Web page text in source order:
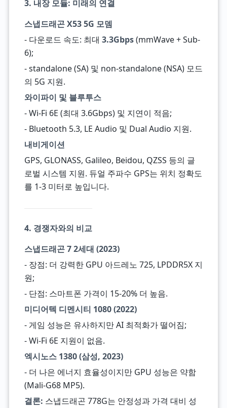
3. 내장 모듈: 미래의 연결
스냅드래곤 X53 5G 모뎀
- 다운로드 속도: 최대 3.3Gbps(mmWave + Sub-
6);
- standalone (SA) 및 non-standalone (NSA) 모드
의 5G 지원.
와이파이 및 블루투스
- Wi-Fi 6E (최대 3.6Gbps) 및 지연이 적음;
- Bluetooth 5.3, LE Audio 및 Dual Audio 지원.
내비게이션
GPS, GLONASS, Galileo, Beidou, QZSS 등의 글
로벌 시스템 지원. 듀얼 주파수 GPS는 위치 정확도
를 1-3 미터로 높입니다.
4. 경쟁자와의 비교
스냅드래곤 7 2세대 (2023)
- 장점: 더 강력한 GPU 아드레노 725, LPDDR5X 지
원;
- 단점: 스마트폰 가격이 15-20% 더 높음.
미디어텍 디멘시티 1080 (2022)
- 게임 성능은 유사하지만 AI 최적화가 떨어짐;
- Wi-Fi 6E 지원이 없음.
엑시노스 1380 (삼성, 2023)
- 더 나은 에너지 효율성이지만 GPU 성능은 약함
(Mali-G68 MP5).
결론: 스냅드래곤 778G는 안정성과 가격 대비 성